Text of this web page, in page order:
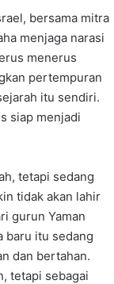
bersama mitra
menjaga narasi
menerus
pertempuran
itu sendiri.
siap menjadi
tetapi sedang
tidak akan lahir
gurun Yaman
baru itu sedang
dan bertahan.
tetapi sebagai